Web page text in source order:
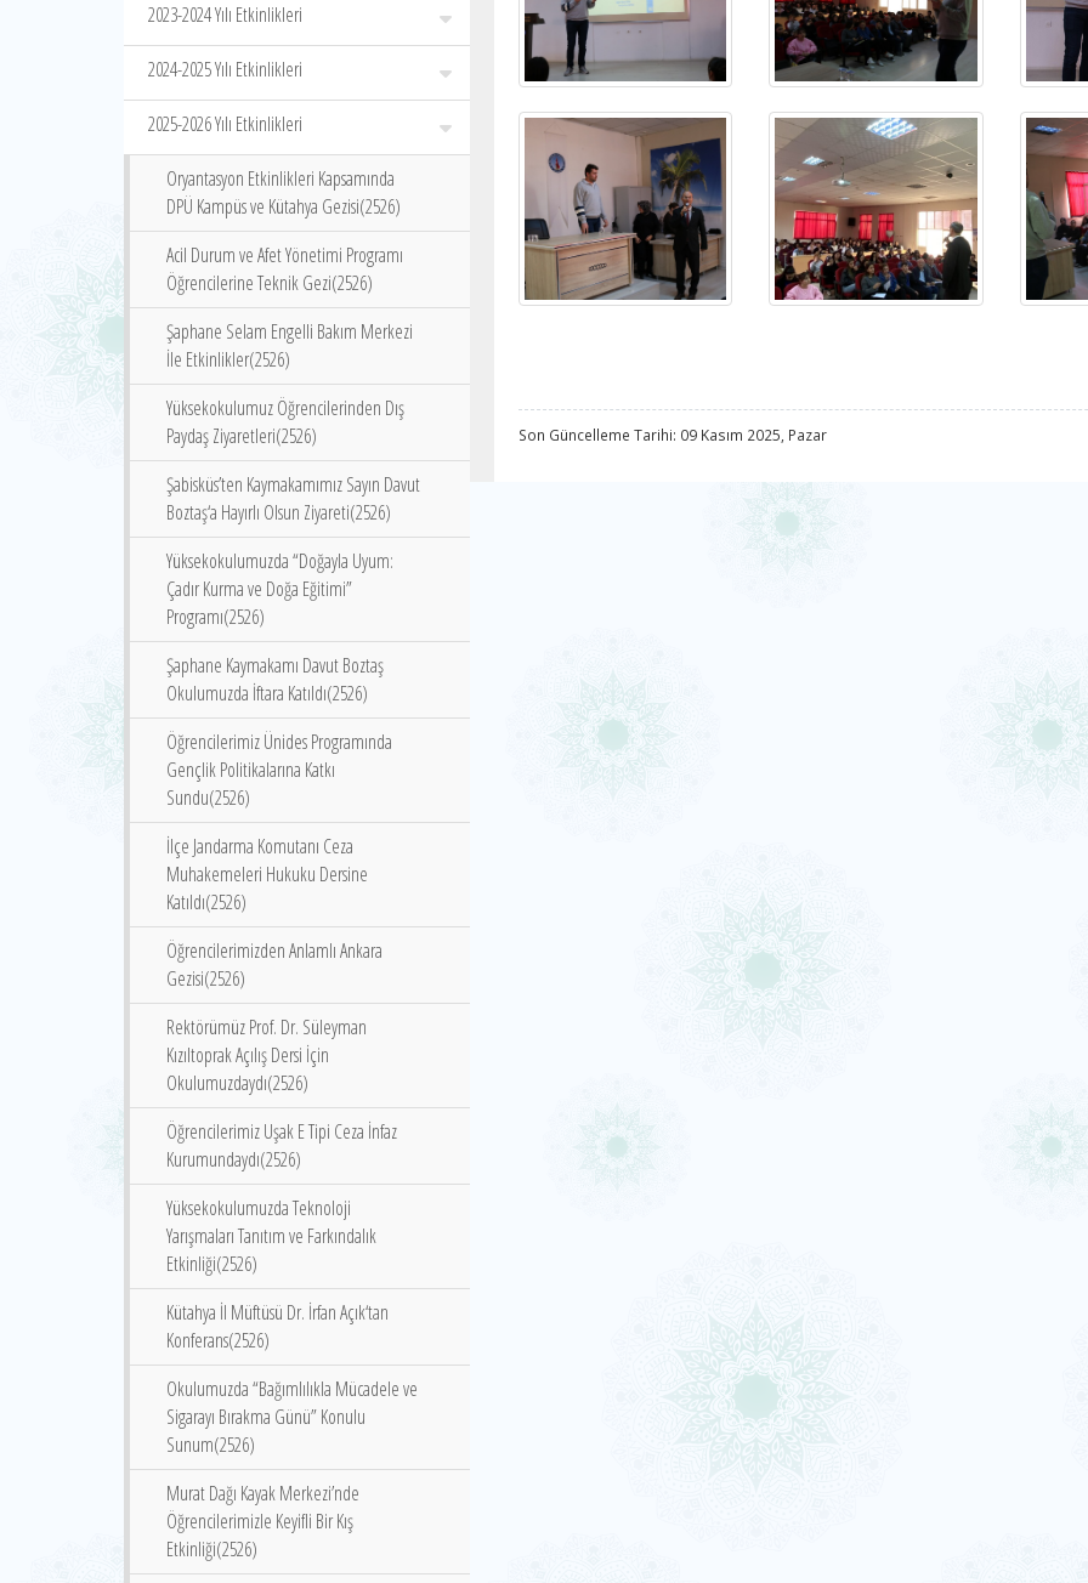
2023-2024 Yılı Etkinlikleri
2024-2025 Yılı Etkinlikleri
2025-2026 Yılı Etkinlikleri
Oryantasyon Etkinlikleri Kapsamında
DPÜ Kampüs ve Kütahya Gezisi(2526)
Acil Durum ve Afet Yönetimi Programı
Öğrencilerine Teknik Gezi(2526)
Şaphane Selam Engelli Bakım Merkezi
İle Etkinlikler(2526)
Yüksekokulumuz Öğrencilerinden Dış
Paydaş Ziyaretleri(2526)
Şabisküs’ten Kaymakamımız Sayın Davut
Boztaş‘a Hayırlı Olsun Ziyareti(2526)
Yüksekokulumuzda “Doğayla Uyum:
Çadır Kurma ve Doğa Eğitimi”
Programı(2526)
Şaphane Kaymakamı Davut Boztaş
Okulumuzda İftara Katıldı(2526)
Öğrencilerimiz Ünides Programında
Gençlik Politikalarına Katkı
Sundu(2526)
İlçe Jandarma Komutanı Ceza
Muhakemeleri Hukuku Dersine
Katıldı(2526)
Öğrencilerimizden Anlamlı Ankara
Gezisi(2526)
Rektörümüz Prof. Dr. Süleyman
Kızıltoprak Açılış Dersi İçin
Okulumuzdaydı(2526)
Öğrencilerimiz Uşak E Tipi Ceza İnfaz
Kurumundaydı(2526)
Yüksekokulumuzda Teknoloji
Yarışmaları Tanıtım ve Farkındalık
Etkinliği(2526)
Kütahya İl Müftüsü Dr. İrfan Açık‘tan
Konferans(2526)
Okulumuzda “Bağımlılıkla Mücadele ve
Sigarayı Bırakma Günü” Konulu
Sunum(2526)
Murat Dağı Kayak Merkezi’nde
Öğrencilerimizle Keyifli Bir Kış
Etkinliği(2526)
Son Güncelleme Tarihi: 09 Kasım 2025, Pazar